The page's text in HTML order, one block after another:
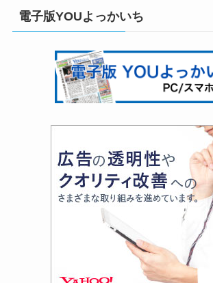
電子版YOUよっかいち